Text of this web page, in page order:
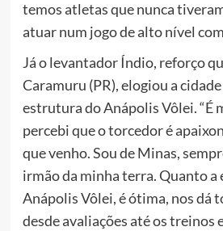
temos atletas que nunca
atuar num jogo de alto nível
Já o levantador Índio, reforço
Caramuru (PR), elogiou a
estrutura do Anápolis Vôlei. “É
percebi que o torcedor é
que venho. Sou de Minas,
irmão da minha terra. Quanto
Anápolis Vôlei, é ótima, nos dá
desde avaliações até os treinos